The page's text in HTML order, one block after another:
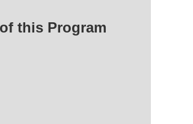
this Program